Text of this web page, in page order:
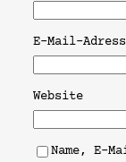
E-Mail-
Website
Name, E-